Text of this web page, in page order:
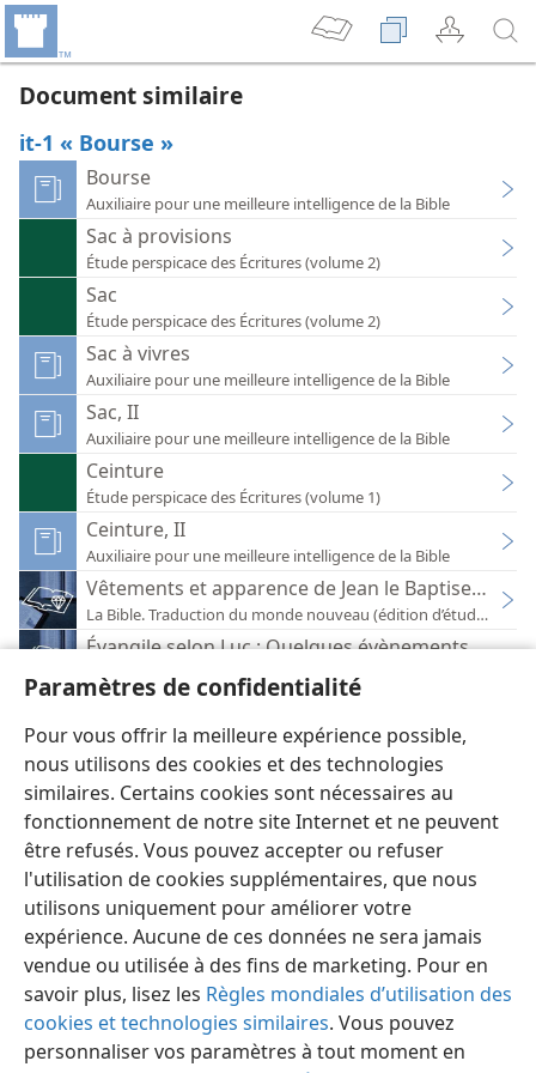
Paramètres de confidentialité
Pour vous offrir la meilleure expérience possible,
nous utilisons des cookies et des technologies
similaires. Certains cookies sont nécessaires au
fonctionnement de notre site Internet et ne peuvent
être refusés. Vous pouvez accepter ou refuser
l'utilisation de cookies supplémentaires, que nous
utilisons uniquement pour améliorer votre
expérience. Aucune de ces données ne sera jamais
vendue ou utilisée à des fins de marketing. Pour en
savoir plus, lisez les Règles mondiales d’utilisation des
cookies et technologies similaires. Vous pouvez
personnaliser vos paramètres à tout moment en
Document similaire
it-1 « Bourse »
Bourse
Auxiliaire pour une meilleure intelligence de la Bible
Sac à provisions
Étude perspicace des Écritures (volume 2)
Sac
Étude perspicace des Écritures (volume 2)
Sac à vivres
Auxiliaire pour une meilleure intelligence de la Bible
Sac, II
Auxiliaire pour une meilleure intelligence de la Bible
Ceinture
Étude perspicace des Écritures (volume 1)
Ceinture, II
Auxiliaire pour une meilleure intelligence de la Bible
Vêtements et apparence de Jean le Baptiseur
La Bible. Traduction du monde nouveau (édition d’étude)
Évangile selon Luc : Quelques évènements
La Bible. Traduction du monde nouveau (édition d’étude)
Réveillez-vous ! 1971
Français Préférences
Copyright © 2026 Watch Tower Bible and Tract Society of Pennsylvania
Conditions d’utilisation
Règles de confidentialité
Paramètres de confidentialité
JW.ORG Se connecter